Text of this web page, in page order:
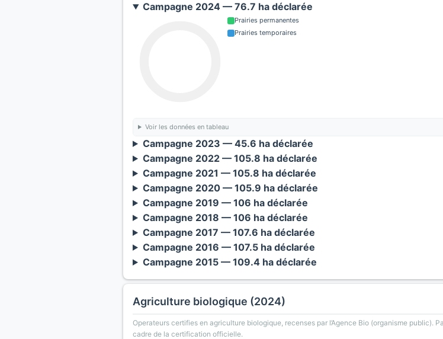
Campagne 2024 — 76.7 ha déclarée
Prairies permanentes
Prairies temporaires
Voir les données en tableau
Campagne 2023 — 45.6 ha déclarée
Campagne 2022 — 105.8 ha déclarée
Campagne 2021 — 105.8 ha déclarée
Campagne 2020 — 105.9 ha déclarée
Campagne 2019 — 106 ha déclarée
Campagne 2018 — 106 ha déclarée
Campagne 2017 — 107.6 ha déclarée
Campagne 2016 — 107.5 ha déclarée
Campagne 2015 — 109.4 ha déclarée
Agriculture biologique (2024)
Operateurs certifies en agriculture biologique, recenses par l’Agence Bio (organisme public).
cadre de la certification officielle.